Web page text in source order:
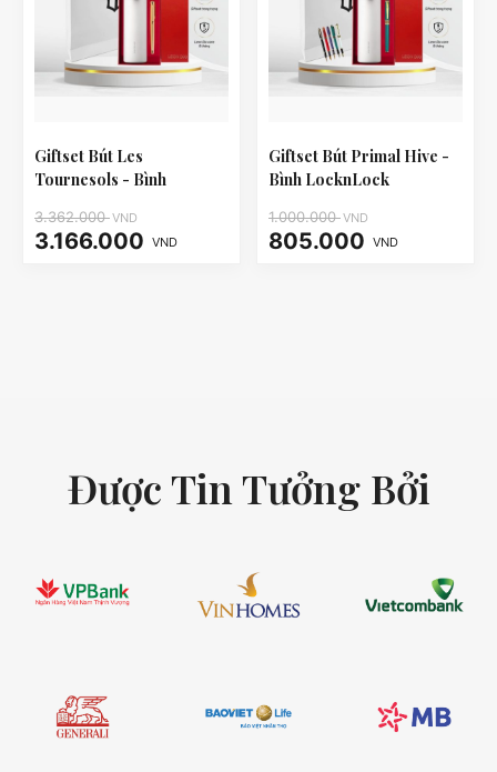
Giftset Bút Les
Tournesols - Bình
3.362.000VND
3.166.000 VND
Giftset Bút Primal Hive -
Bình LocknLock
1.000.000VND
805.000 VND
Được Tin Tưởng Bởi